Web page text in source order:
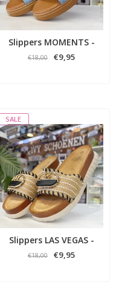
Slippers MOMENTS -
Blauw
€18,00 €9,95
SALE
Slippers LAS VEGAS -
Zwart
€18,00 €9,95